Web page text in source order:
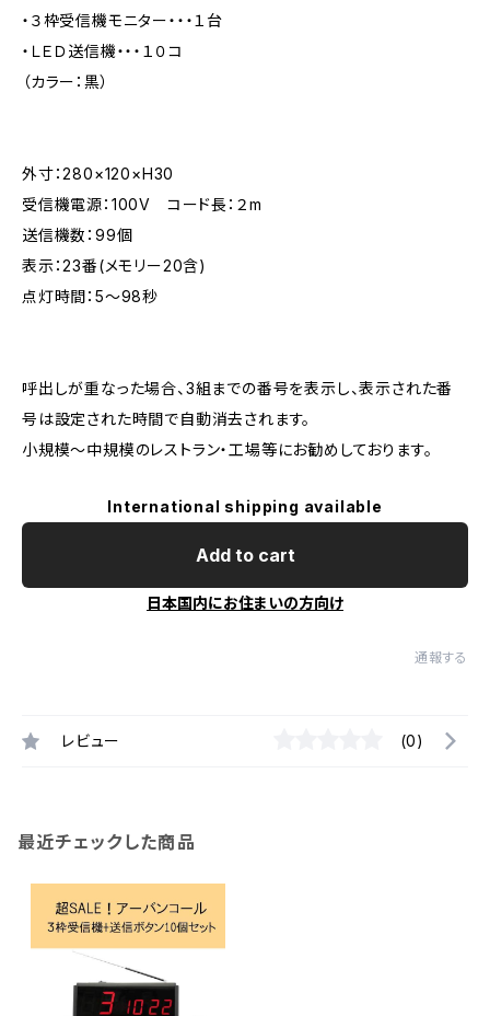
・３枠受信機モニター・・・１台
・ＬＥＤ送信機・・・１０コ
（カラー：黒）
外寸：280×120×H30
受信機電源：100V コード長：２m
送信機数：99個
表示：23番(メモリー20含)
点灯時間：5～98秒
呼出しが重なった場合、3組までの番号を表示し、表示された番
号は設定された時間で自動消去されます。
小規模～中規模のレストラン・工場等にお勧めしております。
International shipping available
Add to cart
日本国内にお住まいの方向け
通報する
レビュー (0)
最近チェックした商品